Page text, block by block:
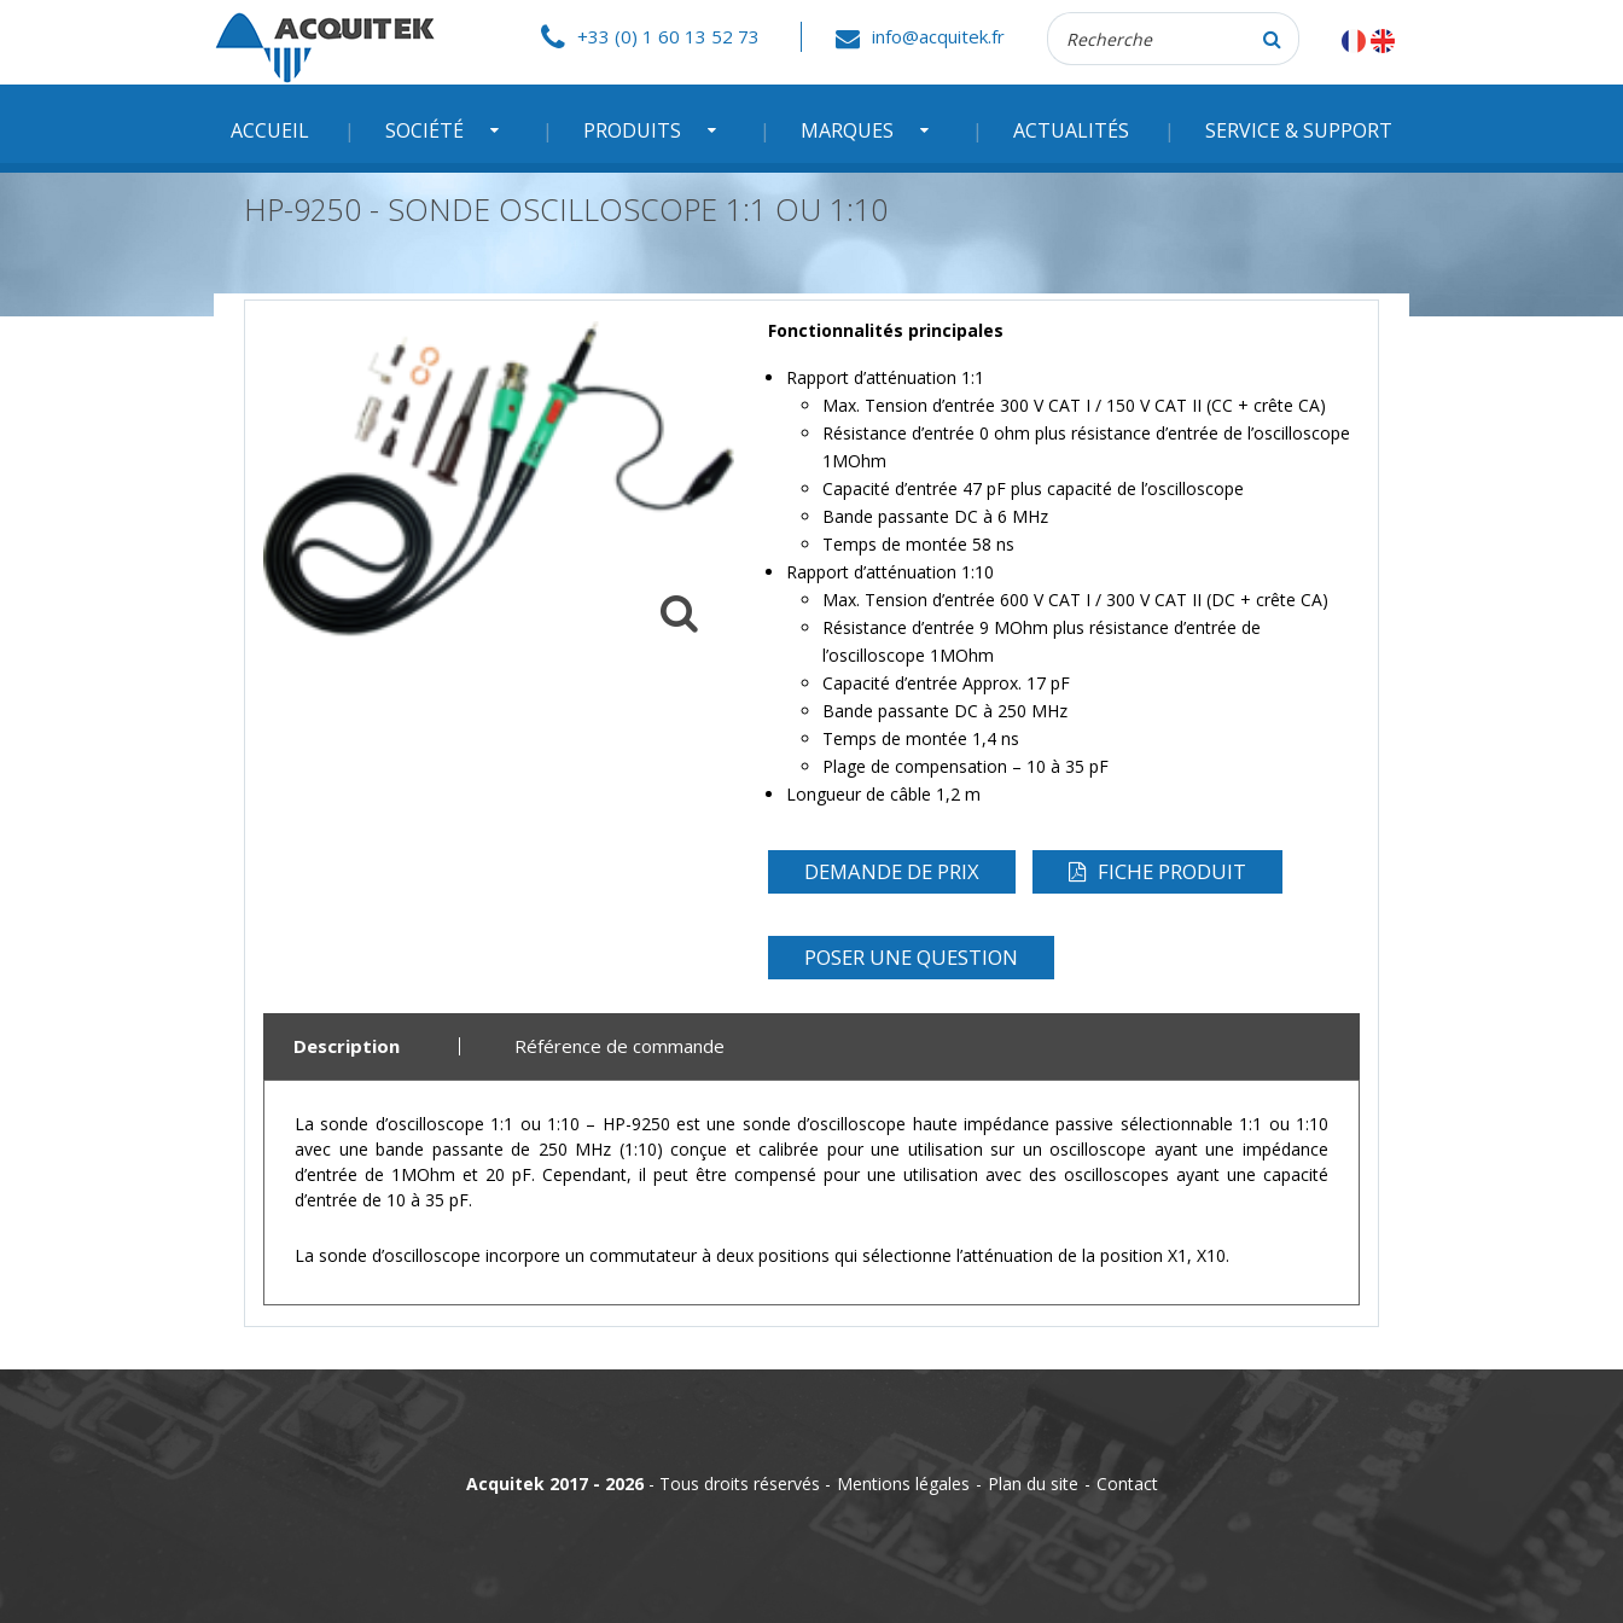
ACCUEIL SOCIÉTÉ PRODUITS MARQUES ACTUALITÉS SERVICE & SUPPORT
+33 (0) 1 60 13 52 73 info@acquitek.fr
Recherche
:
HP-9250 - SONDE OSCILLOSCOPE 1:1 OU 1:10
Fonctionnalités principales
Rapport d’atténuation 1:1
Max. Tension d’entrée 300 V CAT I / 150 V CAT II (CC + crête CA)
Résistance d’entrée 0 ohm plus résistance d’entrée de l’oscilloscope
1MOhm
Capacité d’entrée 47 pF plus capacité de l’oscilloscope
Bande passante DC à 6 MHz
Temps de montée 58 ns
Rapport d’atténuation 1:10
Max. Tension d’entrée 600 V CAT I / 300 V CAT II (DC + crête CA)
Résistance d’entrée 9 MOhm plus résistance d’entrée de
l’oscilloscope 1MOhm
Capacité d’entrée Approx. 17 pF
Bande passante DC à 250 MHz
Temps de montée 1,4 ns
Plage de compensation – 10 à 35 pF
Longueur de câble 1,2 m
DEMANDE DE PRIX FICHE PRODUIT
POSER UNE QUESTION
Description Référence de commande
La sonde d’oscilloscope 1:1 ou 1:10 – HP-9250 est une sonde d’oscilloscope haute impédance passive sélectionnable 1:1 ou 1:10
avec une bande passante de 250 MHz (1:10) conçue et calibrée pour une utilisation sur un oscilloscope ayant une impédance
d’entrée de 1MOhm et 20 pF. Cependant, il peut être compensé pour une utilisation avec des oscilloscopes ayant une capacité
d’entrée de 10 à 35 pF.
La sonde d’oscilloscope incorpore un commutateur à deux positions qui sélectionne l’atténuation de la position X1, X10.
Acquitek 2017 - 2026- Tous droits réservés Mentions légales Plan du site Contact